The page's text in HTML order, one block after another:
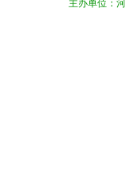
主办单位：